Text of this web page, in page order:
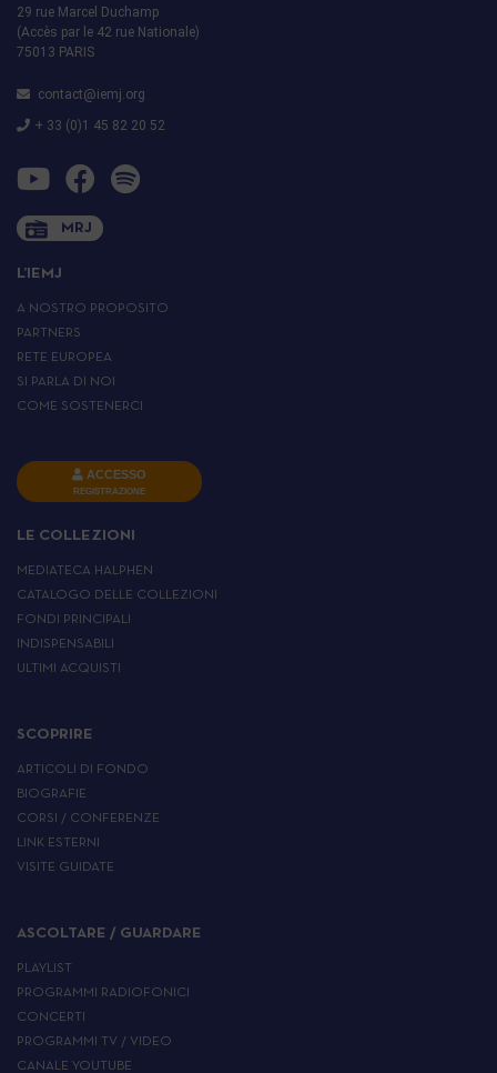
29 rue Marcel Duchamp
(Accès par le 42 rue Nationale)
75013 PARIS
contact@iemj.org
+ 33 (0)1 45 82 20 52
MRJ
L’IEMJ
A NOSTRO PROPOSITO
PARTNERS
RETE EUROPEA
SI PARLA DI NOI
COME SOSTENERCI
ACCESSO
REGISTRAZIONE
LE COLLEZIONI
MEDIATECA HALPHEN
CATALOGO DELLE COLLEZIONI
FONDI PRINCIPALI
INDISPENSABILI
ULTIMI ACQUISTI
SCOPRIRE
ARTICOLI DI FONDO
BIOGRAFIE
CORSI / CONFERENZE
LINK ESTERNI
VISITE GUIDATE
ASCOLTARE / GUARDARE
PLAYLIST
PROGRAMMI RADIOFONICI
CONCERTI
PROGRAMMI TV / VIDEO
CANALE YOUTUBE